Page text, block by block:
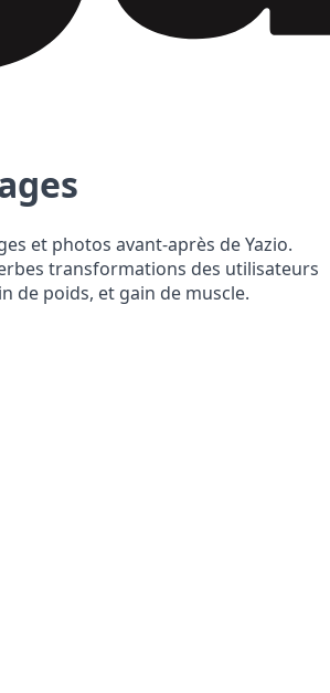
et photos avant-après de Yazio.
transformations des utilisateurs
de poids, et gain de muscle.